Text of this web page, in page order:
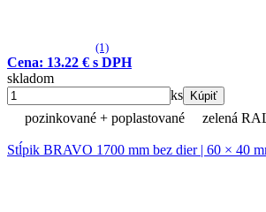
(1)
Cena: 13.22 € s DPH
skladom
ks
Kúpiť
pozinkované + poplastované zelená
Stĺpik BRAVO 1700 mm bez dier | 60 × 40